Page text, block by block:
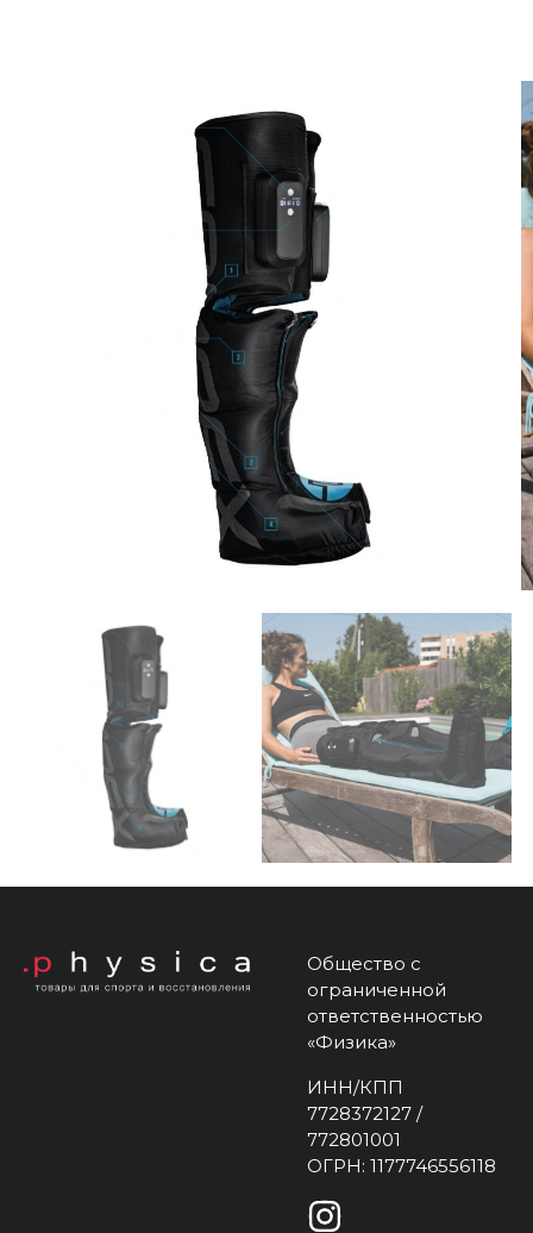
Общество с
ограниченной
ответственностью
«Физика»
ИНН/КПП
7728372127 /
772801001
ОГРН: 1177746556118